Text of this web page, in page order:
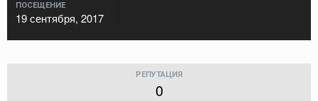
ПОСЕЩЕНИЕ
19 сентября, 2017
РЕПУТАЦИЯ
0